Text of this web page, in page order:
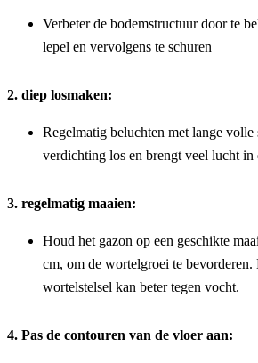
Verbeter de bodemstructuur door te
lepel en vervolgens te schuren
2. diep losmaken:
Regelmatig beluchten met lange volle
verdichting los en brengt veel lucht in
3. regelmatig maaien:
Houd het gazon op een geschikte
cm, om de wortelgroei te bevorderen.
wortelstelsel kan beter tegen vocht.
4. Pas de contouren van de vloer aan: